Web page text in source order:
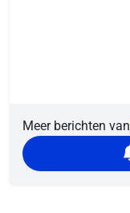
Meer berichten van